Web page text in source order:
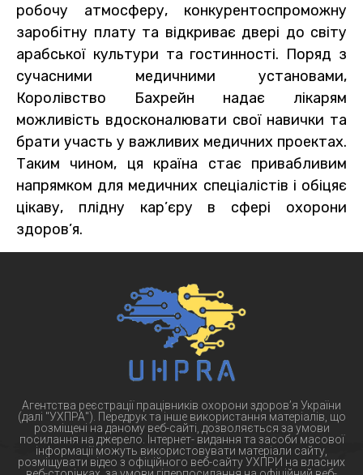
робочу атмосферу, конкурентоспроможну
заробітну плату та відкриває двері до світу
арабської культури та гостинності. Поряд з
сучасними медичними установами,
Королівство Бахрейн надає лікарям
можливість вдосконалювати свої навички та
брати участь у важливих медичних проектах.
Таким чином, ця країна стає привабливим
напрямком для медичних спеціалістів і обіцяє
цікаву, плідну кар’єру в сфері охорони
здоров’я.
Агентства реєстрації працівників охорони здоров’я України
(далі "УХПРА"). Передрук та інше використання матеріалів, що
розміщені на даному веб-сайті, дозволяється за умови
посилання на джерело. Інтернет- видання та засоби масової
інформації можуть використовувати матеріали сайту,
розміщувати відео з офіційного веб-сайту УХПРИ на власних